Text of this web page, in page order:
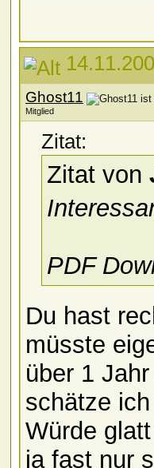
Ghost11
Mitglied
Zitat:
Zitat von
PDF
Du hast
müsste
über 1
schätze
Würde
ja fast nur